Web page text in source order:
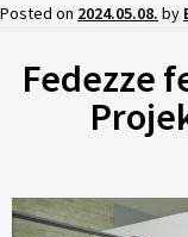
Posted on 2024.05.08. by
Fedezze